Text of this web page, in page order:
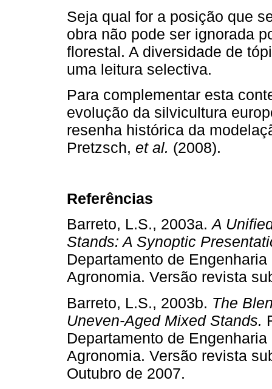
Seja qual for a posição que
obra não pode ser ignorada
florestal. A diversidade de
uma leitura selectiva.
Para complementar esta
evolução da silvicultura
resenha histórica da
Pretzsch, et al. (2008).
Referências
Barreto, L.S., 2003a.A
Stands: A Synoptic
Departamento de
Agronomia. Versão revista
Barreto, L.S., 2003b. The
Uneven-Aged Mixed Stands.
Departamento de
Agronomia. Versão revista
Outubro de 2007.